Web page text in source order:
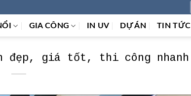
GIA CÔNG IN UV DỰ ÁN TIN TỨC
đẹp, giá tốt, thi công nhanh